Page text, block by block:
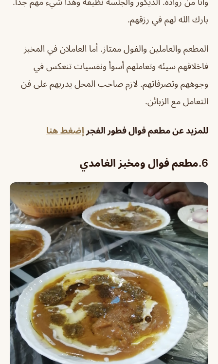
بارك الله لهم في رزقهم.
المطعم والعاملين والفول ممتاز. أما العاملان في المخبز
فاخلاقهم سيئه وتعاملهم أسوأ ونفسيات تنعكس في
وجوههم وتصرفاتهم. لازم صاحب المحل يدربهم على فن
التعامل مع الزبائن.
للمزيد عن مطعم فوال فطور الفجر إضغط هنا
6.مطعم فوال ومخبز الغامدي